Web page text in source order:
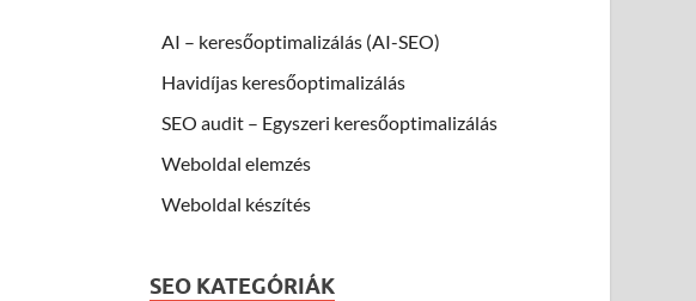
AI – keresőoptimalizálás (AI-SEO)
Havidíjas keresőoptimalizálás
SEO audit – Egyszeri keresőoptimalizálás
Weboldal elemzés
Weboldal készítés
SEO KATEGÓRIÁK